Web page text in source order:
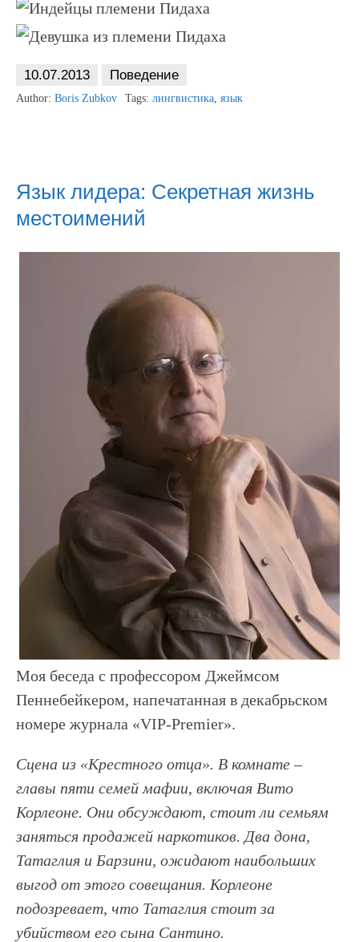
10.07.2013 Поведение
Author: Boris Zubkov Tags: лингвистика, язык
Язык лидера: Секретная жизнь
местоимений
Моя беседа с профессором Джеймсом
Пеннебейкером, напечатанная в декабрьском
номере журнала «VIP-Premier».
Сцена из «Крестного отца». В комнате –
главы пяти семей мафии, включая Вито
Корлеоне. Они обсуждают, стоит ли семьям
заняться продажей наркотиков. Два дона,
Татаглия и Барзини, ожидают наибольших
выгод от этого совещания. Корлеоне
подозревает, что Татаглия стоит за
убийством его сына Сантино.